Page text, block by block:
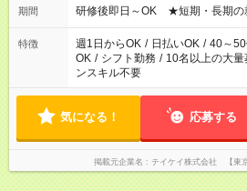
期間 研修後即日～OK ★短期・長期の
特徴 週1日からOK / 日払いOK / 40～
OK / シフト勤務 / 10名以上の大量
ンスキル不要
気になる！ 応募する
掲載元企業名 テイケイ株式会社 【東京